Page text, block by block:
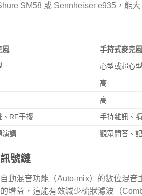
SM58 或 Sennheiser e935，能大
風 手持式麥克
心型或超心型
高
高
、RF干擾 手持雜訊、
演講 觀眾問答、
號鏈
動混音功能（Auto-mix）的數位混
增益，這能有效減少梳狀濾波（